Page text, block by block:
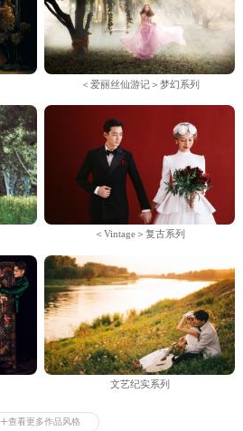
＜爱丽丝仙游记＞梦幻系列
＜Vintage＞复古系列
文艺纪实系列
+查看更多作品风格